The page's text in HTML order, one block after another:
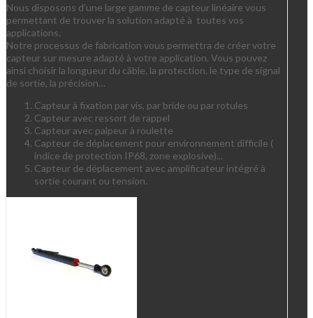
Nous disposons d’une large gamme de capteur linéaire vous
permettant de trouver la solution adapté à toutes vos
applications.
Notre processus de fabrication vous permettra de créer votre
capteur sur mesure adapté à votre application. Vous pouvez
ainsi choisir la longueur du câble, la protection, le type de signal
de sortie, la précision…
Capteur à fixation par vis, par bride ou par rotules
Capteur avec ressort de rappel
Capteur avec palpeur à roulette
Capteur de déplacement pour environnement difficile (
indice de protection IP68, zone explosive)...
Capteur de déplacement avec amplificateur intégré à
sortie courant ou tension.